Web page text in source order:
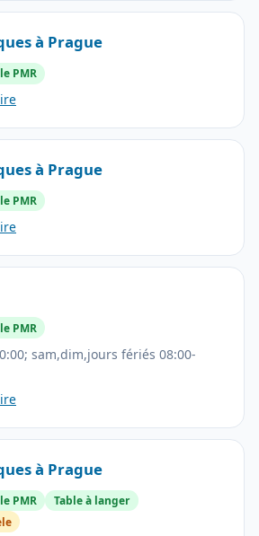
à Prague
PMR
à Prague
PMR
PMR
sam,dim,jours fériés 08:00-
à Prague
PMR
Table à langer